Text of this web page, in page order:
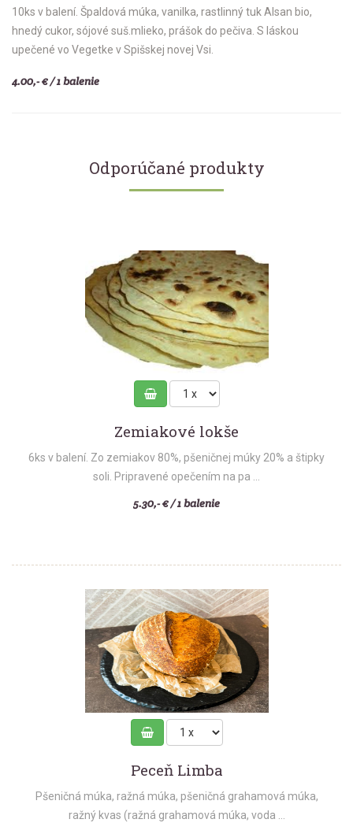
10ks v balení. Špaldová múka, vanilka, rastlinný tuk Alsan bio,
hnedý cukor, sójové suš.mlieko, prášok do pečiva. S láskou
upečené vo Vegetke v Spišskej novej Vsi.
4.00,- € / 1 balenie
Odporúčané produkty
Zemiakové lokše
6ks v balení. Zo zemiakov 80%, pšeničnej múky 20% a štipky
soli. Pripravené opečením na pa ...
5.30,- € / 1 balenie
Peceň Limba
Pšeničná múka, ražná múka, pšeničná grahamová múka,
ražný kvas (ražná grahamová múka, voda ...